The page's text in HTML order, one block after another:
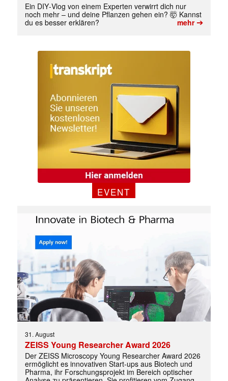
✕
Ein DIY‑Vlog von einem Experten verwirrt dich nur
noch mehr – und deine Pflanzen gehen ein? 🤯 Kannst
du es besser erklären?
mehr➔
EVENT
31. August
ZEISS Young Researcher Award 2026
Der ZEISS Microscopy Young Researcher Award 2026
ermöglicht es innovativen Start-ups aus Biotech und
Pharma, ihr Forschungsprojekt im Bereich optischer